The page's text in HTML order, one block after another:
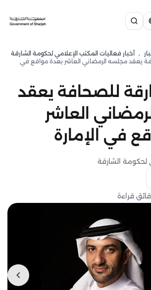
, أخبار فعاليات المكتب الإعلامي لحكومة الشارقة
يعقد مجلسه الرمضاني العاشر بعدة مواقع في
للصحافة يعقد
العاشر
في الإمارة
لحكومة الشارقة